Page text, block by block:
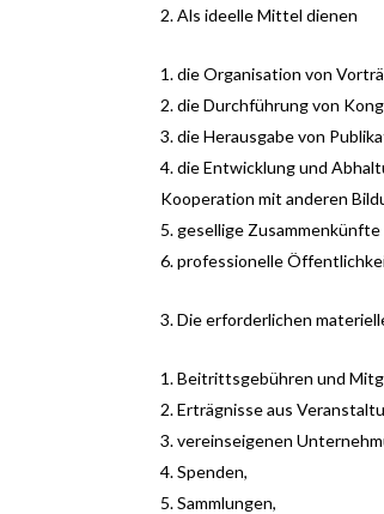
Als ideelle Mittel dienen
die Organisation von
die Durchführung von
die Herausgabe von
die Entwicklung und
Kooperation mit anderen
gesellige Zusammenkünfte
professionelle
Die erforderlichen
Beitrittsgebühren und
Erträgnisse aus
vereinseigenen
Spenden,
Sammlungen,